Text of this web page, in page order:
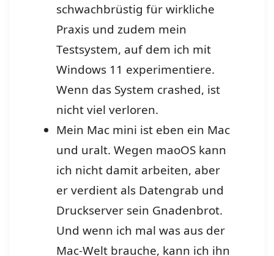
schwachbrüstig für wirkliche
Praxis und zudem mein
Testsystem, auf dem ich mit
Windows 11 experimentiere.
Wenn das System crashed, ist
nicht viel verloren.
Mein Mac mini ist eben ein Mac
und uralt. Wegen maoOS kann
ich nicht damit arbeiten, aber
er verdient als Datengrab und
Druckserver sein Gnadenbrot.
Und wenn ich mal was aus der
Mac-Welt brauche, kann ich ihn